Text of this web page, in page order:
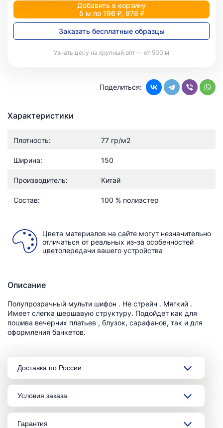
Добавить в корзину
5 м по 196 ₽, 978 ₽
Заказать бесплатные образцы
Узнать цену на крупный опт — от 500 м
Поделиться:
Характеристики
Плотность: 77 гр/м2
Ширина: 150
Производитель: Китай
Состав: 100 % полиэстер
Цвета материалов на сайте могут незначительно
отличаться от реальных из-за особенностей
цветопередачи вашего устройства
Описание
Полупрозрачный мульти шифон . Не стрейч . Мягкий .
Имеет слегка шершавую структуру. Подойдет как для
пошива вечерних платьев , блузок, сарафанов, так и для
оформления банкетов.
Доставка по России
Условия заказа
Гарантия